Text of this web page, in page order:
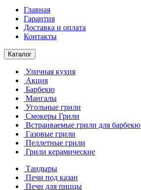
Главная
Гарантия
Доставка и оплата
Контакты
Каталог
Уличная кухня
Акция
Барбекю
Мангалы
Угольные грили
Смокеры Грили
Встраиваемые грили для барбекю
Газовые грили
Пеллетные грили
Грили керамические
Тандыры
Печи под казан
Печи для пиццы